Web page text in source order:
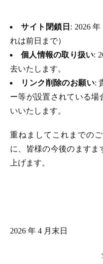
サイト閉鎖日 : 2026
れは前日まで）
個人情報の取り扱い:
去いたします。
リンク削除のお願い:
ー等が設置されている場
いいたします。
重ねましてこれまでの
に、皆様の今後のますま
上げます。
2026 年 4 月末日